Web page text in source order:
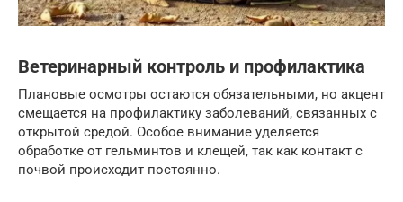
Ветеринарный контроль и профилактика
Плановые осмотры остаются обязательными, но акцент
смещается на профилактику заболеваний, связанных с
открытой средой. Особое внимание уделяется
обработке от гельминтов и клещей, так как контакт с
почвой происходит постоянно.